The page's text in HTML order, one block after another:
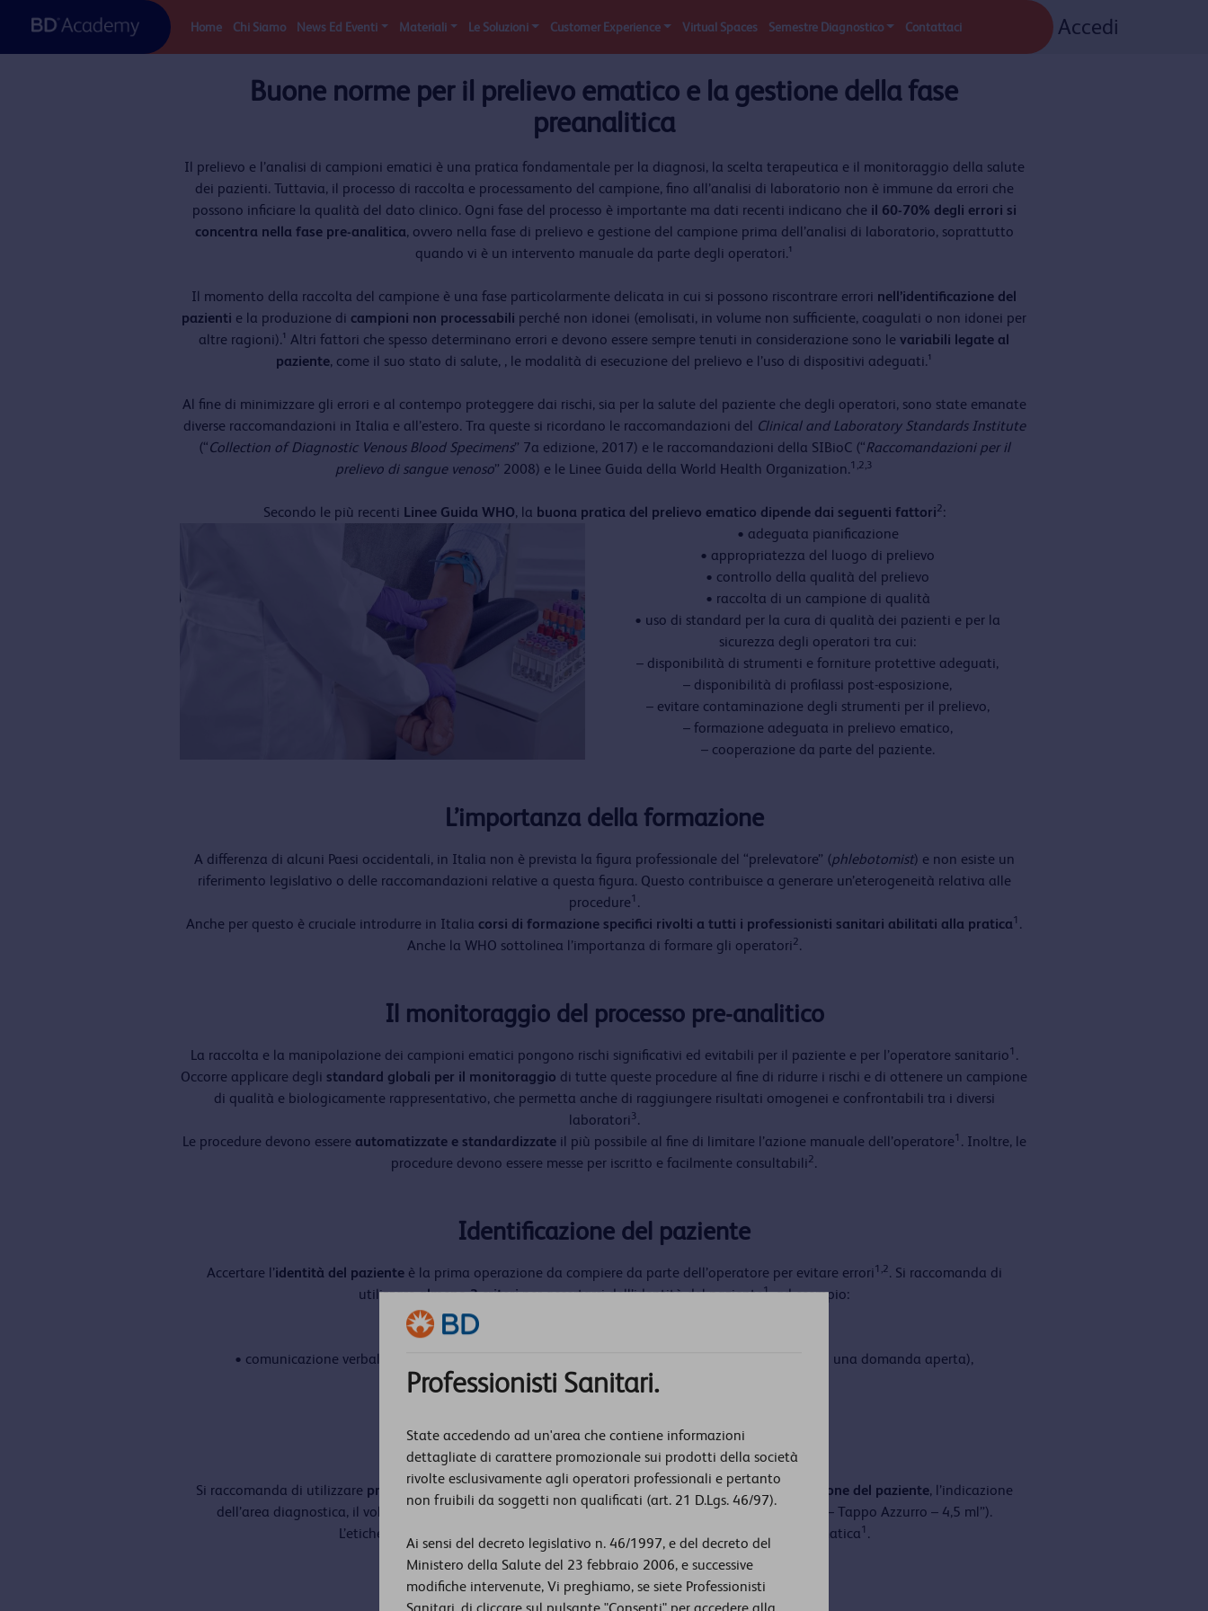
Professionisti Sanitari.
State accedendo ad un'area che contiene informazioni
dettagliate di carattere promozionale sui prodotti della società
rivolte esclusivamente agli operatori professionali e pertanto
non fruibili da soggetti non qualificati (art. 21 D.Lgs. 46/97).
Ai sensi del decreto legislativo n. 46/1997, e del decreto del
Ministero della Salute del 23 febbraio 2006, e successive
modifiche intervenute, Vi preghiamo, se siete Professionisti
content
Accedi
Home Chi Siamo News Ed Eventi Materiali Le Soluzioni Customer Experience Virtual Spaces Semestre Diagnostico Contattaci
Buone norme per il prelievo ematico e la gestione della fase
preanalitica
Il prelievo e l’analisi di campioni ematici è una pratica fondamentale per la diagnosi, la scelta terapeutica e il monitoraggio della salute
dei pazienti. Tuttavia, il processo di raccolta e processamento del campione, fino all’analisi di laboratorio non è immune da errori che
possono inficiare la qualità del dato clinico. Ogni fase del processo è importante ma dati recenti indicano che il 60-70% degli errori si
concentra nella fase pre-analitica, ovvero nella fase di prelievo e gestione del campione prima dell’analisi di laboratorio, soprattutto
quando vi è un intervento manuale da parte degli operatori.¹
Il momento della raccolta del campione è una fase particolarmente delicata in cui si possono riscontrare errori nell’identificazione del
pazienti e la produzione di campioni non processabili perché non idonei (emolisati, in volume non sufficiente, coagulati o non idonei per
altre ragioni).¹ Altri fattori che spesso determinano errori e devono essere sempre tenuti in considerazione sono le variabili legate al
paziente, come il suo stato di salute, , le modalità di esecuzione del prelievo e l’uso di dispositivi adeguati.¹
Al fine di minimizzare gli errori e al contempo proteggere dai rischi, sia per la salute del paziente che degli operatori, sono state emanate
diverse raccomandazioni in Italia e all’estero. Tra queste si ricordano le raccomandazioni del Clinical and Laboratory Standards Institute
(“Collection of Diagnostic Venous Blood Specimens” 7a edizione, 2017) e le raccomandazioni della SIBioC (“Raccomandazioni per il
prelievo di sangue venoso” 2008) e le Linee Guida della World Health Organization.1,2,3
Secondo le più recenti Linee Guida WHO, la buona pratica del prelievo ematico dipende dai seguenti fattori2:
• adeguata pianificazione
• appropriatezza del luogo di prelievo
• controllo della qualità del prelievo
• raccolta di un campione di qualità
• uso di standard per la cura di qualità dei pazienti e per la
sicurezza degli operatori tra cui:
– disponibilità di strumenti e forniture protettive adeguati,
– disponibilità di profilassi post-esposizione,
– evitare contaminazione degli strumenti per il prelievo,
– formazione adeguata in prelievo ematico,
– cooperazione da parte del paziente.
L’importanza della formazione
A differenza di alcuni Paesi occidentali, in Italia non è prevista la figura professionale del “prelevatore” (phlebotomist) e non esiste un
riferimento legislativo o delle raccomandazioni relative a questa figura. Questo contribuisce a generare un’eterogeneità relativa alle
procedure1 .
Anche per questo è cruciale introdurre in Italia corsi di formazione specifici rivolti a tutti i professionisti sanitari abilitati alla pratica1 .
Anche la WHO sottolinea l’importanza di formare gli operatori2.
Il monitoraggio del processo pre-analitico
La raccolta e la manipolazione dei campioni ematici pongono rischi significativi ed evitabili per il paziente e per l’operatore sanitario1 .
Occorre applicare degli standard globali per il monitoraggio di tutte queste procedure al fine di ridurre i rischi e di ottenere un campione
di qualità e biologicamente rappresentativo, che permetta anche di raggiungere risultati omogenei e confrontabili tra i diversi
laboratori3.
Le procedure devono essere automatizzate e standardizzateil più possibile al fine di limitare l’azione manuale dell’operatore1 . Inoltre, le
procedure devono essere messe per iscritto e facilmente consultabili2.
Identificazione del paziente
Accertare l’identità del pazienteè la prima operazione da compiere da parte dell’operatore per evitare errori1,2. Si raccomanda di
utilizzarealmeno 3 criteriper accertarsi dell’identità del paziente1, ad esempio:
• controllo del braccialetto se il paziente è ospedalizzato,
• controllo della tessera sanitaria o di un altro documento,
• comunicazione verbale dell’identità del paziente (nome, cognome e data di nascita, attraverso una domanda aperta),
• verifica del nome sulla prescrizione.
Etichettatura delle provette
Si raccomanda di utilizzare provette già etichettate in precedenza e che riportino oltre all’identificazione del paziente, l’indicazione
dell’area diagnostica, il volume del campione o il livello minimo di riempimento (es. “Coagulazione – Tappo Azzurro – 4,5 ml”).
L’etichettatura dovrebbe essere eseguita mediante sistemi di produzione automatica1 .
Ordine di raccolta delle provette